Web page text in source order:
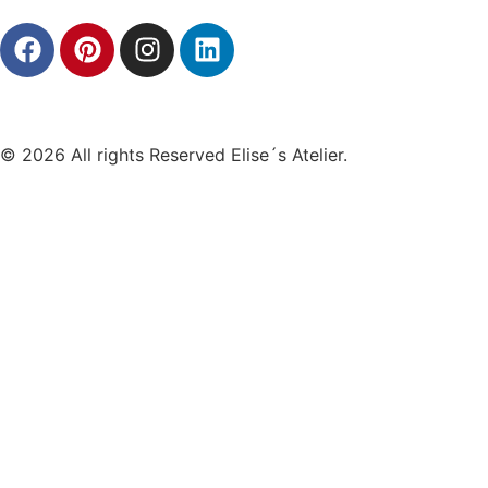
© 2026 All rights Reserved Elise´s Atelier.